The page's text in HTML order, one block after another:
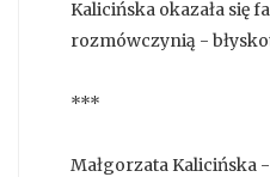
Kalicińska okazała się
rozmówczynią -
***
Małgorzata Kalicińska